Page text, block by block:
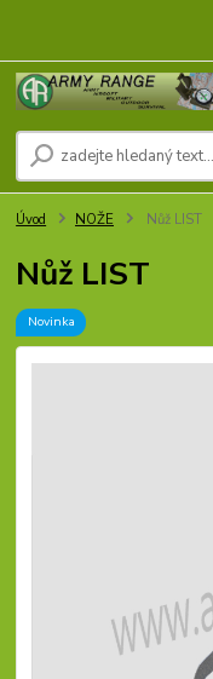
Úvod NOŽE Nůž LIST
Nůž LIST
Novinka